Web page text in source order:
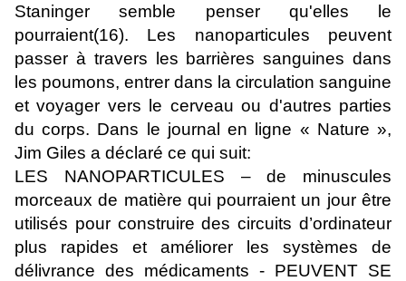
Staninger semble penser qu'elles le
pourraient(16). Les nanoparticules peuvent
passer à travers les barrières sanguines dans
les poumons, entrer dans la circulation sanguine
et voyager vers le cerveau ou d'autres parties
du corps. Dans le journal en ligne « Nature »,
Jim Giles a déclaré ce qui suit:
LES NANOPARTICULES – de minuscules
morceaux de matière qui pourraient un jour être
utilisés pour construire des circuits d’ordinateur
plus rapides et améliorer les systèmes de
délivrance des médicaments - PEUVENT SE